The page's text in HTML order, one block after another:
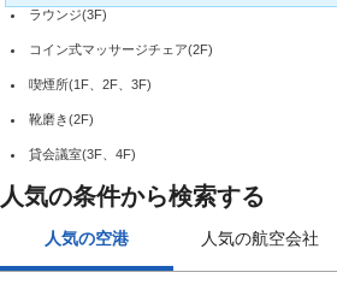
ラウンジ(3F)
コイン式マッサージチェア(2F)
喫煙所(1F、2F、3F)
靴磨き(2F)
貸会議室(3F、4F)
人気の条件から検索する
人気の空港 人気の航空会社